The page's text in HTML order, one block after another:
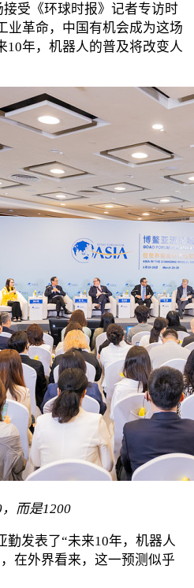
接受《环球时报》记者专访时
业革命，中国有机会成为这场
10年，机器人的普及将改变人
而是1200
勤发表了“未来10年，机器人
在外界看来，这一预测似乎